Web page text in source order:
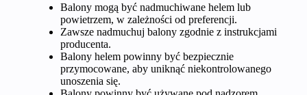
Balony mogą być nadmuchiwane helem lub
powietrzem, w zależności od preferencji.
Zawsze nadmuchuj balony zgodnie z instrukcjami
producenta.
Balony helem powinny być bezpiecznie
przymocowane, aby uniknąć niekontrolowanego
unoszenia się.